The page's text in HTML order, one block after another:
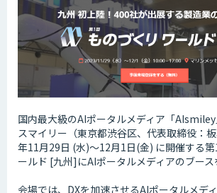
国内最大級のAIポータルメディア「
スマイリー（東京都渋谷区、代表取締役：
年11月29日 (水)～12月1日(金) に開催する第
ールド [九州]にAIポータルメディアのブース
会場では、DXを加速させるAIポータルメデ